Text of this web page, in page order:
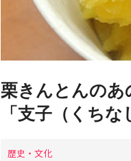
栗きんとんのあ
「支子（くち
歴史・文化